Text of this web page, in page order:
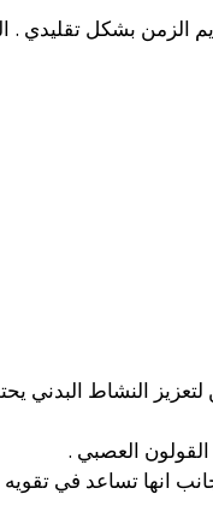
بشكل تقليدي .
النشاط البدني
العصبي .
تساعد في تقويه